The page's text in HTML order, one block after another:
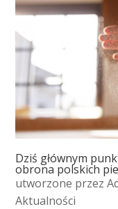
Dziś głównym
obrona polskich
utworzone przez
Aktualności